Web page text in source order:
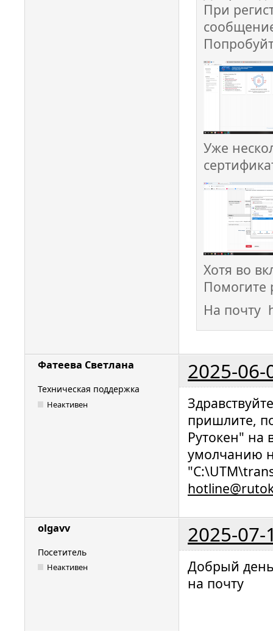
При
Уже
Хотя во
Помогите
На почту
Фатеева Светлана 2025-06-
Техническая поддержка
Неактивен
пришлите,
Рутокен" на
умолчанию
olgavv 2025-07-
Посетитель
Неактивен
Добрый
на почту